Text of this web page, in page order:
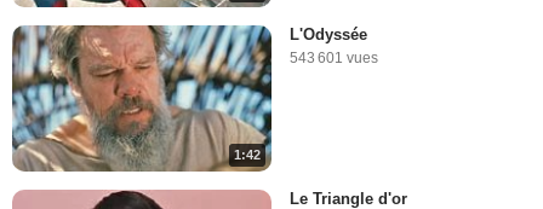
1:42
L'Odyssée
543 601 vues
Le Triangle d'or